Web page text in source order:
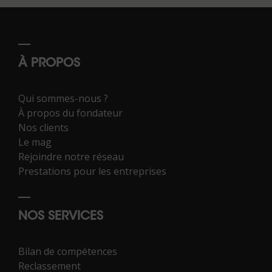
À PROPOS
Qui sommes-nous ?
À propos du fondateur
Nos clients
Le mag
Rejoindre notre réseau
Prestations pour les entreprises
NOS SERVICES
Bilan de compétences
Reclassement